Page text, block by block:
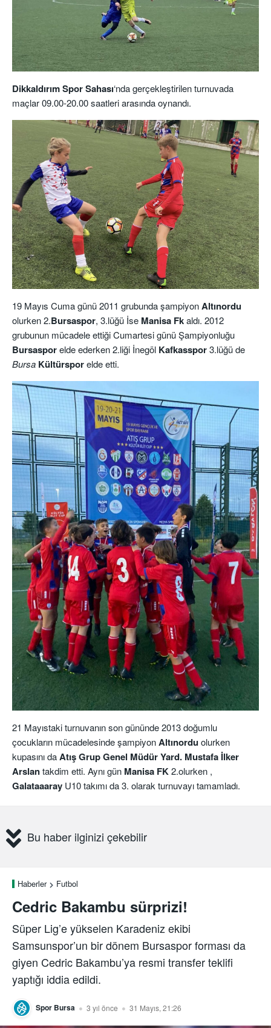
Dikkaldırım Spor Sahası‘nda gerçekleştirilen turnuvada
maçlar 09.00-20.00 saatleri arasında oynandı.
19 Mayıs Cuma günü 2011 grubunda şampiyonAltınordu
olurken 2.Bursaspor, 3.lüğü İse Manisa Fkaldı. 2012
grubunun mücadele ettiği Cumartesi günü Şampiyonluğu
Bursasporelde ederken 2.liği İnegöl Kafkasspor3.lüğü de
Bursa Kültürsporelde etti.
21 Mayıstaki turnuvanın son gününde 2013 doğumlu
çocukların mücadelesinde şampiyonAltınorduolurken
kupasını daAtış Grup Genel Müdür Yard. Mustafa İlker
Arslantakdim etti. Aynı gün Manisa FK2.olurken ,
Galataaaray U10 takımı da 3. olarak turnuvayı tamamladı.
Bu haber ilginizi çekebilir
Haberler Futbol
Cedric Bakambu sürprizi!
Süper Lig’e yükselen Karadeniz ekibi
Samsunspor’un bir dönem Bursaspor forması da
giyen Cedric Bakambu’ya resmi transfer teklifi
yaptığı iddia edildi.
Spor Bursa 3 yıl önce 31 Mayıs, 21:26